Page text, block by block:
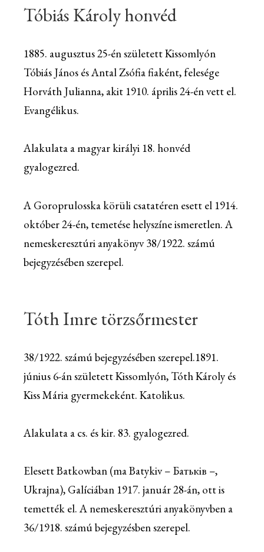
Tóbiás Károly honvéd
1885. augusztus 25-én született Kissomlyón
Tóbiás János és Antal Zsófia fiaként, felesége
Horváth Julianna, akit 1910. április 24-én vett el.
Evangélikus.
Alakulata a magyar királyi 18. honvéd
gyalogezred.
A Goroprulosska körüli csatatéren esett el 1914.
október 24-én, temetése helyszíne ismeretlen. A
nemeskeresztúri anyakönyv 38/1922. számú
bejegyzésében szerepel.
Tóth Imre törzsőrmester
38/1922. számú bejegyzésében szerepel.1891.
június 6-án született Kissomlyón, Tóth Károly és
Kiss Mária gyermekeként. Katolikus.
Alakulata a cs. és kir. 83. gyalogezred.
Elesett Batkowban (ma Batykiv – Батьків –,
Ukrajna), Galíciában 1917. január 28-án, ott is
temették el. A nemeskeresztúri anyakönyvben a
36/1918. számú bejegyzésben szerepel.